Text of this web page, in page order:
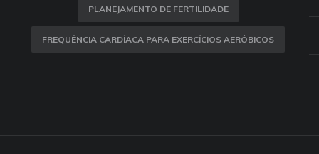
PLANEJAMENTO DE FERTILIDADE
FREQUÊNCIA CARDÍACA PARA EXERCÍCIOS AERÓBICOS